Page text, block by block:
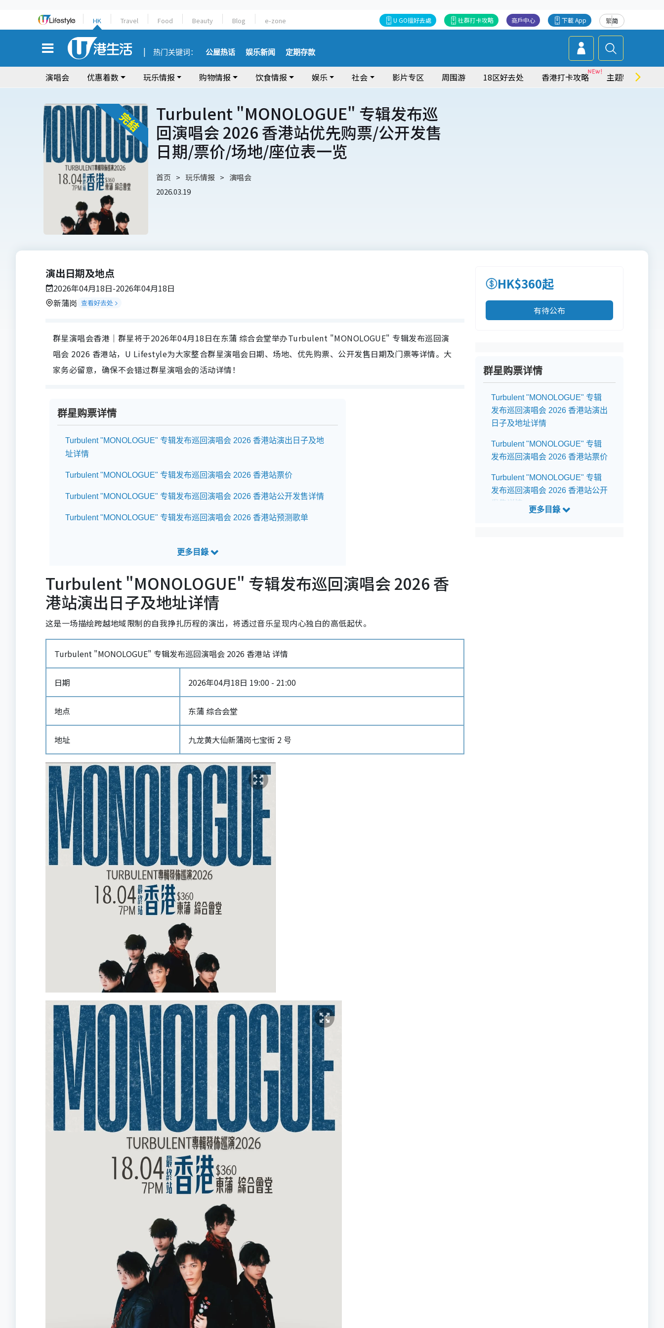
HK Travel Food Beauty Blog e-zone 繁简
下載 App
商戶中心
社群打卡攻略
U GO搵好去處
热门关键词： 公屋热话 娱乐新闻 定期存款
演唱会 优惠着数 玩乐情报 购物情报 饮食情报 娱乐 社会 影片专区 周围游 18区好去处 香港打卡攻略 主题特集
Turbulent "MONOLOGUE" 专辑发布巡
回演唱会 2026 香港站优先购票/公开发售
日期/票价/场地/座位表一览
首页 玩乐情报
演唱会
2026.03.19
演出日期及地点
2026年04月18日-2026年04月18日
新蒲岗 查看好去处
群星演唱会香港｜群星将于2026年04月18日在东蒲 综合会堂举办Turbulent "MONOLOGUE" 专辑发布巡回演
唱会 2026 香港站，U Lifestyle为大家整合群星演唱会日期、场地、优先购票、公开发售日期及门票等详情。大
家务必留意，确保不会错过群星演唱会的活动详情！
群星购票详情
Turbulent "MONOLOGUE" 专辑发布巡回演唱会 2026 香港站演出日子及地
址详情
Turbulent "MONOLOGUE" 专辑发布巡回演唱会 2026 香港站票价
Turbulent "MONOLOGUE" 专辑发布巡回演唱会 2026 香港站公开发售详情
Turbulent "MONOLOGUE" 专辑发布巡回演唱会 2026 香港站预测歌单
Turbulent "MONOLOGUE" 专辑发布巡回演唱会 2026 香
港站演出日子及地址详情
这是一场描绘跨越地域限制的自我挣扎历程的演出，将透过音乐呈现内心独白的高低起伏。
Turbulent "MONOLOGUE" 专辑发布巡回演唱会 2026 香港站 详情
日期 2026年04月18日 19:00 - 21:00
地点 东蒲 综合会堂
地址 九龙黄大仙新蒲岗七宝街 2 号
HK$360起
有待公布
群星购票详情
Turbulent "MONOLOGUE" 专辑
发布巡回演唱会 2026 香港站演出
日子及地址详情
Turbulent "MONOLOGUE" 专辑
发布巡回演唱会 2026 香港站票价
Turbulent "MONOLOGUE" 专辑
发布巡回演唱会 2026 香港站公开
发售详情